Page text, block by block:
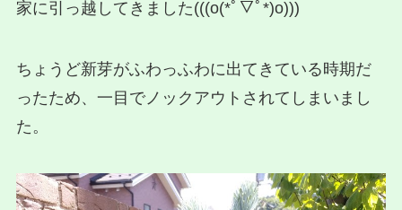
家に引っ越してきました(((o(*ﾟ▽ﾟ*)o)))
ちょうど新芽がふわっふわに出てきている時期だ
ったため、一目でノックアウトされてしまいまし
た。